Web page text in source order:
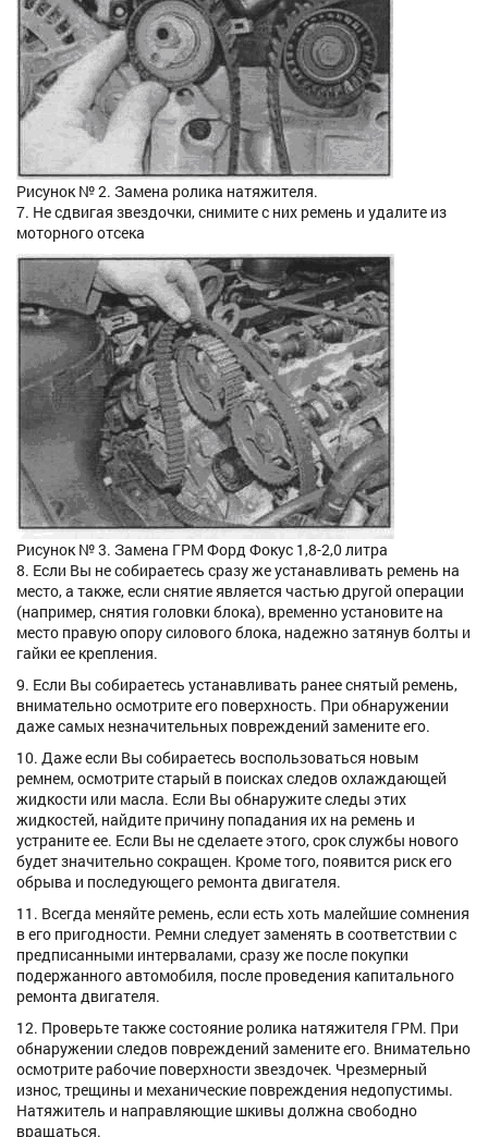
Рисунок № 2. Замена ролика натяжителя.
7. Не сдвигая звездочки, снимите с них ремень и удалите из
моторного отсека
Рисунок № 3. Замена ГРМ Форд Фокус 1,8-2,0 литра
8. Если Вы не собираетесь сразу же устанавливать ремень на
место, а также, если снятие является частью другой операции
(например, снятия головки блока), временно установите на
место правую опору силового блока, надежно затянув болты и
гайки ее крепления.
9. Если Вы собираетесь устанавливать ранее снятый ремень,
внимательно осмотрите его поверхность. При обнаружении
даже самых незначительных повреждений замените его.
10. Даже если Вы собираетесь воспользоваться новым
ремнем, осмотрите старый в поисках следов охлаждающей
жидкости или масла. Если Вы обнаружите следы этих
жидкостей, найдите причину попадания их на ремень и
устраните ее. Если Вы не сделаете этого, срок службы нового
будет значительно сокращен. Кроме того, появится риск его
обрыва и последующего ремонта двигателя.
11. Всегда меняйте ремень, если есть хоть малейшие сомнения
в его пригодности. Ремни следует заменять в соответствии с
предписанными интервалами, сразу же после покупки
подержанного автомобиля, после проведения капитального
ремонта двигателя.
12. Проверьте также состояние ролика натяжителя ГРМ. При
обнаружении следов повреждений замените его. Внимательно
осмотрите рабочие поверхности звездочек. Чрезмерный
износ, трещины и механические повреждения недопустимы.
Натяжитель и направляющие шкивы должна свободно
вращаться.